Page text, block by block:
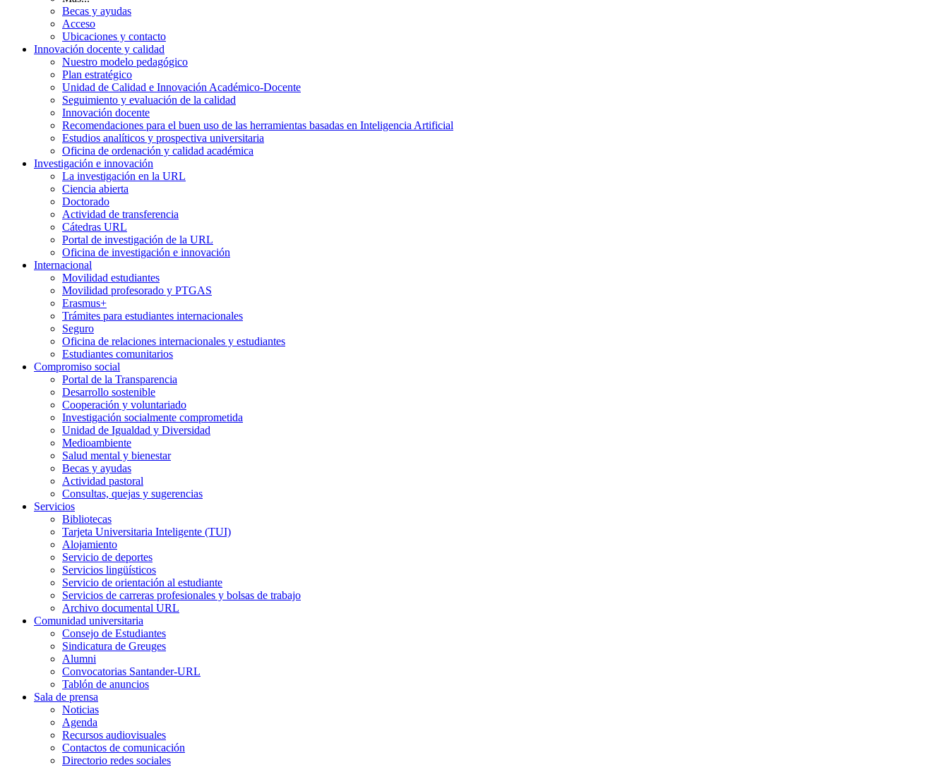
Becas y ayudas
Acceso
Ubicaciones y contacto
Innovación docente y calidad
Nuestro modelo pedagógico
Plan estratégico
Unidad de Calidad e Innovación Académico-Docente
Seguimiento y evaluación de la calidad
Innovación docente
Recomendaciones para el buen uso de las herramientas basadas en Inteligencia Artificial
Estudios analíticos y prospectiva universitaria
Oficina de ordenación y calidad académica
Investigación e innovación
La investigación en la URL
Ciencia abierta
Doctorado
Actividad de transferencia
Cátedras URL
Portal de investigación de la URL
Oficina de investigación e innovación
Internacional
Movilidad estudiantes
Movilidad profesorado y PTGAS
Erasmus+
Trámites para estudiantes internacionales
Seguro
Oficina de relaciones internacionales y estudiantes
Estudiantes comunitarios
Compromiso social
Portal de la Transparencia
Desarrollo sostenible
Cooperación y voluntariado
Investigación socialmente comprometida
Unidad de Igualdad y Diversidad
Medioambiente
Salud mental y bienestar
Becas y ayudas
Actividad pastoral
Consultas, quejas y sugerencias
Servicios
Bibliotecas
Tarjeta Universitaria Inteligente (TUI)
Alojamiento
Servicio de deportes
Servicios lingüísticos
Servicio de orientación al estudiante
Servicios de carreras profesionales y bolsas de trabajo
Archivo documental URL
Comunidad universitaria
Consejo de Estudiantes
Sindicatura de Greuges
Alumni
Convocatorias Santander-URL
Tablón de anuncios
Sala de prensa
Noticias
Agenda
Recursos audiovisuales
Contactos de comunicación
Directorio redes sociales